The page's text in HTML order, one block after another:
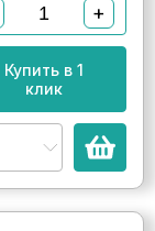
+
Купить в 1
клик